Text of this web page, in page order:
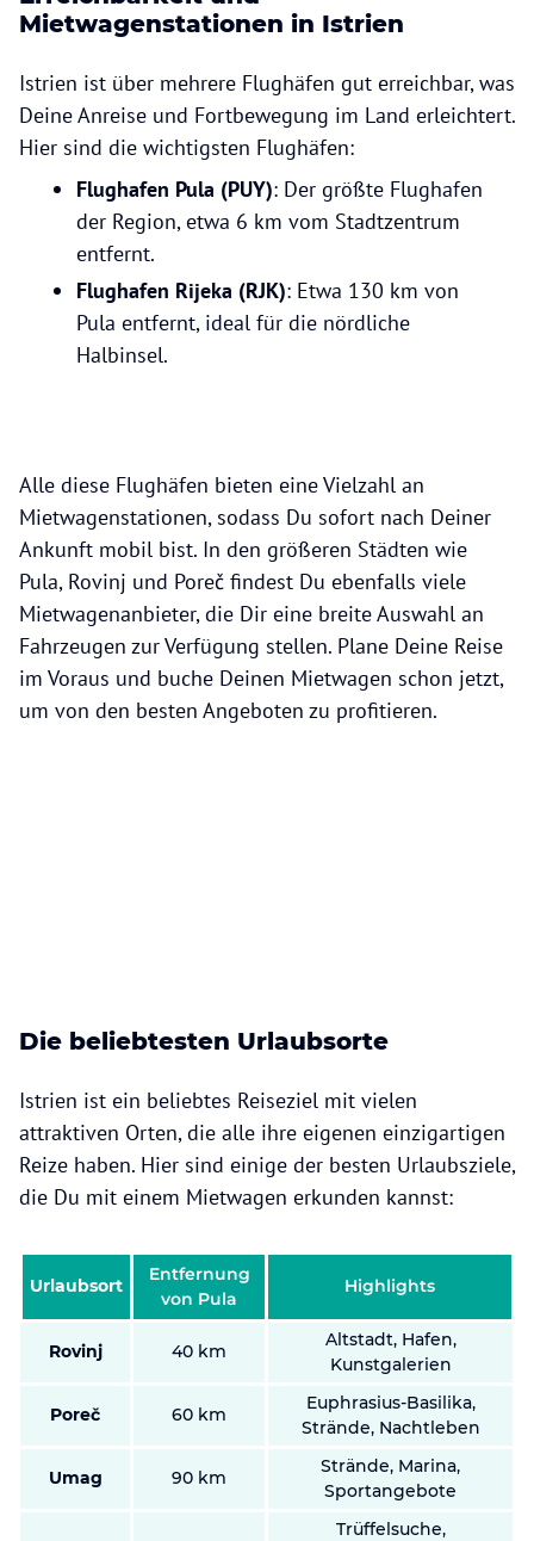
Mietwagenstationen in Istrien
Istrien ist über mehrere Flughäfen gut erreichbar, was
Deine Anreise und Fortbewegung im Land erleichtert.
Hier sind die wichtigsten Flughäfen:
Flughafen Pula (PUY): Der größte Flughafen
der Region, etwa 6 km vom Stadtzentrum
entfernt.
Flughafen Rijeka (RJK): Etwa 130 km von
Pula entfernt, ideal für die nördliche
Halbinsel.
Alle diese Flughäfen bieten eine Vielzahl an
Mietwagenstationen, sodass Du sofort nach Deiner
Ankunft mobil bist. In den größeren Städten wie
Pula, Rovinj und Poreč findest Du ebenfalls viele
Mietwagenanbieter, die Dir eine breite Auswahl an
Fahrzeugen zur Verfügung stellen. Plane Deine Reise
im Voraus und buche Deinen Mietwagen schon jetzt,
um von den besten Angeboten zu profitieren.
Die beliebtesten Urlaubsorte
Istrien ist ein beliebtes Reiseziel mit vielen
attraktiven Orten, die alle ihre eigenen einzigartigen
Reize haben. Hier sind einige der besten Urlaubsziele,
die Du mit einem Mietwagen erkunden kannst:
Urlaubsort
Entfernung
von Pula
Highlights
Rovinj 40 km
Altstadt, Hafen,
Kunstgalerien
Poreč 60 km
Euphrasius-Basilika,
Strände, Nachtleben
Umag 90 km
Strände, Marina,
Sportangebote
Trüffelsuche,